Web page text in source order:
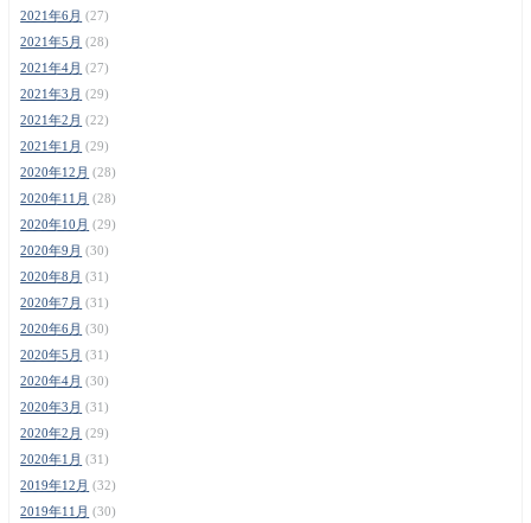
2021年6月 (27)
2021年5月 (28)
2021年4月 (27)
2021年3月 (29)
2021年2月 (22)
2021年1月 (29)
2020年12月 (28)
2020年11月 (28)
2020年10月 (29)
2020年9月 (30)
2020年8月 (31)
2020年7月 (31)
2020年6月 (30)
2020年5月 (31)
2020年4月 (30)
2020年3月 (31)
2020年2月 (29)
2020年1月 (31)
2019年12月 (32)
2019年11月 (30)